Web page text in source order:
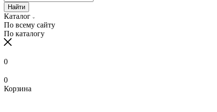
Найти
Каталог
По всему сайту
По каталогу
0
0
Корзина